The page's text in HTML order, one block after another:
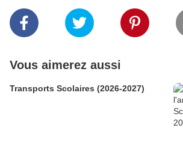
Vous aimerez aussi
Transports Scolaires (2026-2027)